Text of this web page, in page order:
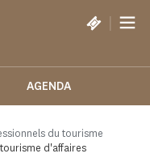
|
AGENDA
du tourisme
d'affaires